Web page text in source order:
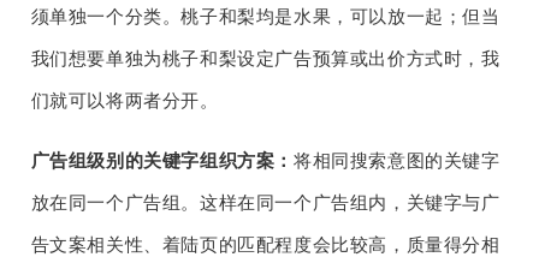
须单独一个分类。桃子和梨均是水果，可以放一起；但当
我们想要单独为桃子和梨设定广告预算或出价方式时，我
们就可以将两者分开。
广告组级别的关键字组织方案： 将相同搜索意图的关键字
放在同一个广告组。这样在同一个广告组内，关键字与广
告文案相关性、着陆页的匹配程度会比较高，质量得分相